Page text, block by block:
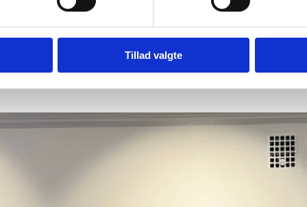
Tillad valgte
Science-Park-i-Stockholm